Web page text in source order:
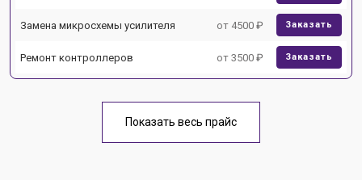
Замена микросхемы усилителя от 4500 ₽ Заказать
Ремонт контроллеров от 3500 ₽ Заказать
Показать весь прайс